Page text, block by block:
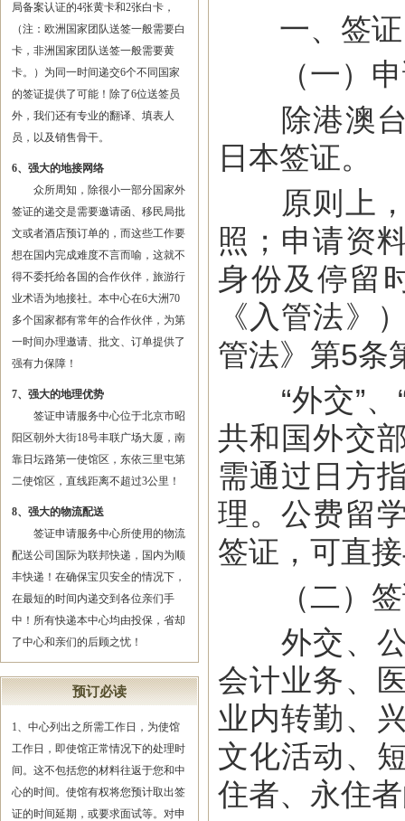
局备案认证的4张黄卡和2张白卡，
（注：欧洲国家团队送签一般需要白
卡，非洲国家团队送签一般需要黄
卡。）为同一时间递交6个不同国家
的签证提供了可能！除了6位送签员
外，我们还有专业的翻译、填表人
员，以及销售骨干。
6、强大的地接网络
众所周知，除很小一部分国家外
签证的递交是需要邀请函、移民局批
文或者酒店预订单的，而这些工作要
想在国内完成难度不言而喻，这就不
得不委托给各国的合作伙伴，旅游行
业术语为地接社。本中心在6大洲70
多个国家都有常年的合作伙伴，为第
一时间办理邀请、批文、订单提供了
强有力保障！
7、强大的地理优势
签证申请服务中心位于北京市昭
阳区朝外大街18号丰联广场大厦，南
靠日坛路第一使馆区，东依三里屯第
二使馆区，直线距离不超过3公里！
8、强大的物流配送
签证申请服务中心所使用的物流
配送公司国际为联邦快递，国内为顺
丰快递！在确保宝贝安全的情况下，
在最短的时间内递交到各位亲们手
中！所有快递本中心均由投保，省却
了中心和亲们的后顾之忧！
预订必读
1、中心列出之所需工作日，为使馆
工作日，即使馆正常情况下的处理时
间。这不包括您的材料往返于您和中
心的时间。使馆有权将您预计取出签
证的时间延期，或要求面试等。对申
一、签证
（一）申
除港澳台
日本签证。
原则上，
照；申请资
身份及停留
《入管法》
管法》第5条
“外交”、“
共和国外交
需通过日方
理。公费留
签证，可直
（二）签
外交、公
会计业务、
业内转勤、
文化活动、
住者、永住